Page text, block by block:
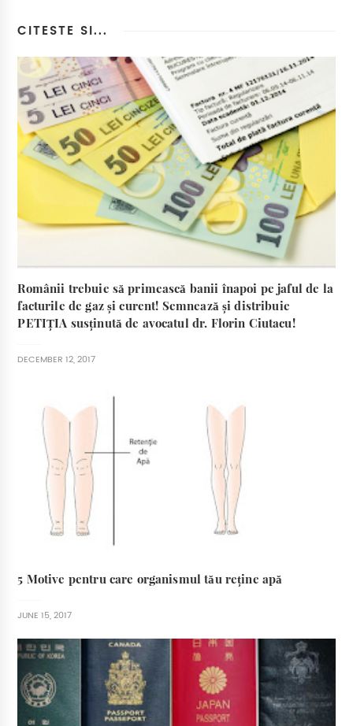
CITESTE SI...
Românii trebuie să primească banii înapoi pe jaful de la
facturile de gaz și curent! Semnează și distribuie
PETIȚIA susținută de avocatul dr. Florin Ciutacu!
DECEMBER 12, 2017
5 Motive pentru care organismul tău reține apă
JUNE 15, 2017